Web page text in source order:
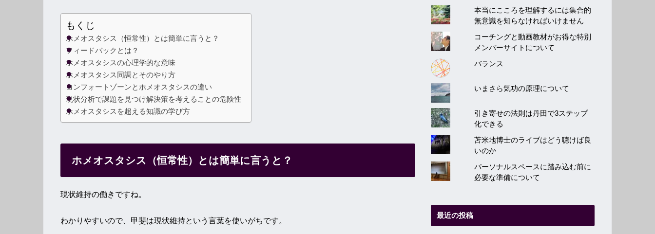
もくじ
ホメオスタシス（恒常性）とは簡単に言うと？
フィードバックとは？
ホメオスタシスの心理学的な意味
ホメオスタシス同調とそのやり方
コンフォートゾーンとホメオスタシスの違い
現状分析で課題を見つけ解決策を考えることの危険性
ホメオスタシスを超える知識の学び方
ホメオスタシス（恒常性）とは簡単に言うと？
現状維持の働きですね。
わかりやすいので、甲斐は現状維持という言葉を使いがちです。
本当にこころを理解するには集合的
無意識を知らなければいけません
コーチングと動画教材がお得な特別
メンバーサイトについて
バランス
いまさら気功の原理について
引き寄せの法則は丹田で3ステップ
化できる
苫米地博士のライブはどう聴けば良
いのか
パーソナルスペースに踏み込む前に
必要な準備について
最近の投稿